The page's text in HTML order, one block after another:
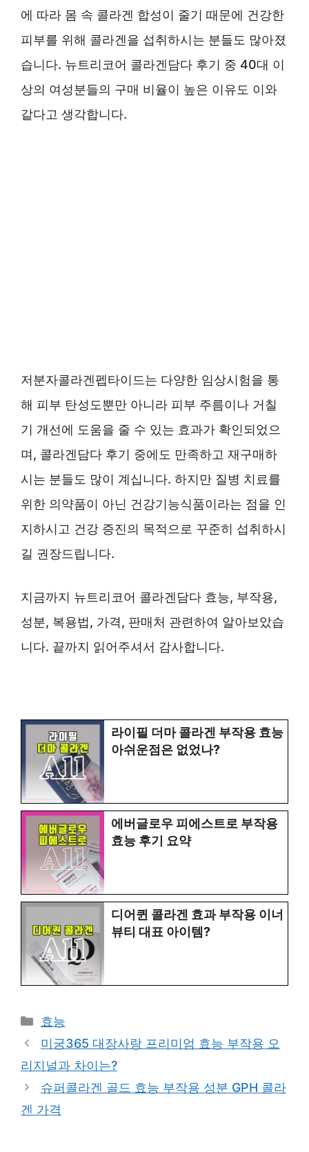
에 따라 몸 속 콜라겐 합성이 줄기 때문에 건강한
피부를 위해 콜라겐을 섭취하시는 분들도 많아졌
습니다. 뉴트리코어 콜라겐담다 후기 중 40대 이
상의 여성분들의 구매 비율이 높은 이유도 이와
같다고 생각합니다.
저분자콜라겐펩타이드는 다양한 임상시험을 통
해 피부 탄성도뿐만 아니라 피부 주름이나 거칠
기 개선에 도움을 줄 수 있는 효과가 확인되었으
며, 콜라겐담다 후기 중에도 만족하고 재구매하
시는 분들도 많이 계십니다. 하지만 질병 치료를
위한 의약품이 아닌 건강기능식품이라는 점을 인
지하시고 건강 증진의 목적으로 꾸준히 섭취하시
길 권장드립니다.
지금까지 뉴트리코어 콜라겐담다 효능, 부작용,
성분, 복용법, 가격, 판매처 관련하여 알아보았습
니다. 끝까지 읽어주셔서 감사합니다.
라이필 더마 콜라겐 부작용 효능
아쉬운점은 없었나?
에버글로우 피에스트로 부작용
효능 후기 요약
디어퀸 콜라겐 효과 부작용 이너
뷰티 대표 아이템?
Categories
효능
미궁365 대장사랑 프리미엄 효능 부작용 오
리지널과 차이는?
슈퍼콜라겐 골드 효능 부작용 성분 GPH 콜라
겐 가격